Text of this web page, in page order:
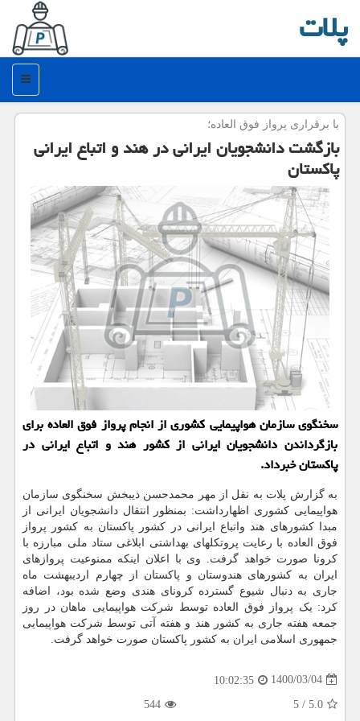
پلات
منو
با برقراری پرواز فوق العاده؛
بازگشت دانشجویان ایرانی در هند و اتباع ایرانی
پاكستان
سخنگوی سازمان هواپیمایی کشوری از انجام پرواز فوق العاده برای
بازگرداندن دانشجویان ایرانی از کشور هند و اتباع ایرانی در
پاکستان خبرداد.
به گزارش پلات به نقل از مهر محمدحسن ذیبخش سخنگوی سازمان
هواپیمایی کشوری اظهارداشت: بمنظور انتقال دانشجویان ایرانی از
مبدا کشورهای هند واتباع ایرانی در کشور پاکستان به کشور پرواز
فوق العاده با رعایت پروتکلهای بهداشتی ابلاغی ستاد ملی مبارزه با
کرونا صورت خواهد گرفت. وی با اعلان اینکه ممنوعیت پروازهای
ایران به کشورهای هندوستان و پاکستان از چهارم اردیبهشت ماه
جاری به دنبال شیوع گسترده کرونای هندی وضع شده بود، اضافه
کرد: یک پرواز فوق العاده توسط شرکت هواپیمایی ماهان در روز
جمعه هفته جاری به کشور هند و هفته آتی توسط شرکت هواپیمایی
جمهوری اسلامی ایران به کشور پاکستان صورت خواهد گرفت.
1400/03/04
10:02:35
5.0
/
5
544